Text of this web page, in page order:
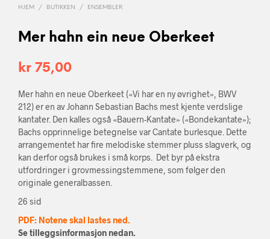
HJEM / BUTIKKEN / ENSEMBLER
Mer hahn ein neue Oberkeet
kr 75,00
Mer hahn en neue Oberkeet («Vi har en ny øvrighet», BWV
212) er en av Johann Sebastian Bachs mest kjente verdslige
kantater. Den kalles også «Bauern-Kantate» («Bondekantate»);
Bachs opprinnelige betegnelse var Cantate burlesque. Dette
arrangementet har fire melodiske stemmer pluss slagverk, og
kan derfor også brukes i små korps. Det byr på ekstra
utfordringer i grovmessingstemmene, som følger den
originale generalbassen.
26 sid
PDF: Notene skal lastes ned.
Se tilleggsinformasjon nedan.